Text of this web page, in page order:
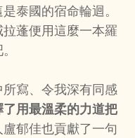
泰國的宿命輪迴。
蓬便用這麼一本羅
寫、令我深有同感
用最溫柔的力道把
郁佳也貢獻了一句